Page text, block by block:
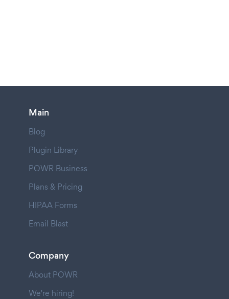
Main
Blog
Plugin Library
POWR Business
Plans & Pricing
HIPAA Forms
Email Blast
Company
About POWR
We're hiring!